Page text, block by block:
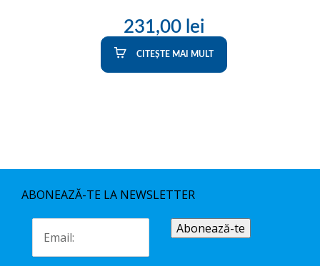
231,00 lei
CITEȘTE MAI MULT
ABONEAZĂ-TE LA NEWSLETTER